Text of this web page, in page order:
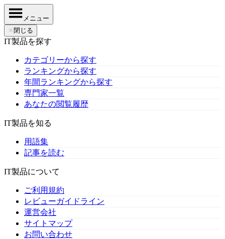
メニュー
✕ 閉じる
IT製品を探す
カテゴリーから探す
ランキングから探す
年間ランキングから探す
専門家一覧
あなたの閲覧履歴
IT製品を知る
用語集
記事を読む
IT製品について
ご利用規約
レビューガイドライン
運営会社
サイトマップ
お問い合わせ